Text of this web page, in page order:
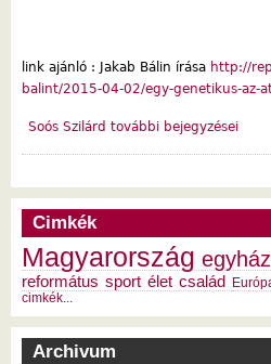
link ajánló : Jakab Bálin írása http://
balint/2015-04-02/egy-genetikus-az-
Soós Szilárd további bejegyzései
Cimkék
Magyarország egyház
református sport élet család
cimkék...
Archivum